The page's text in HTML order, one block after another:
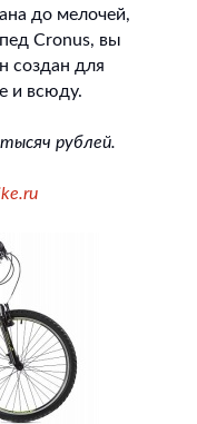
до мелочей,
Cronus, вы
создан для
и всюду.
рублей.